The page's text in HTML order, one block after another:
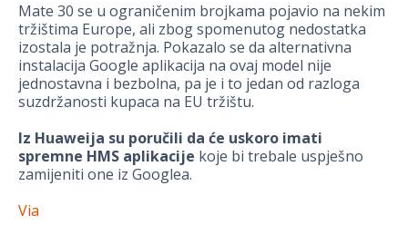
Mate 30 se u ograničenim brojkama pojavio na nekim
tržištima Europe, ali zbog spomenutog nedostatka
izostala je potražnja. Pokazalo se da alternativna
instalacija Google aplikacija na ovaj model nije
jednostavna i bezbolna, pa je i to jedan od razloga
suzdržanosti kupaca na EU tržištu.
Iz Huaweija su poručili da će uskoro imati
spremne HMS aplikacije koje bi trebale uspješno
zamijeniti one iz Googlea.
Via